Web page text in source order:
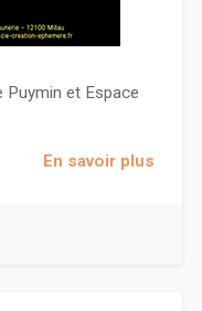
et Espace
En savoir plus